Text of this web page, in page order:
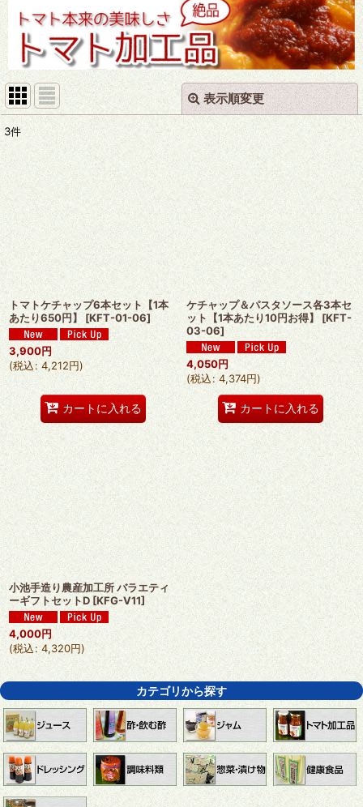
表示順変更
並び順
閉じる
3件
トマトケチャップ6本セット【1本
あたり650円】
[KFT-01-06]
3,900円
(税込: 4,212円)
カートに入れる
ケチャップ＆パスタソース各3本セ
ット【1本あたり10円お得】
[KFT-
03-06]
4,050円
(税込: 4,374円)
カートに入れる
小池手造り農産加工所 バラエティ
ーギフトセットD [KFG-V11]
4,000円
(税込: 4,320円)
カテゴリから探す